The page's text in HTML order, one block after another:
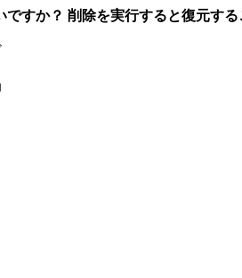
ですか？ 削除を実行すると復元す